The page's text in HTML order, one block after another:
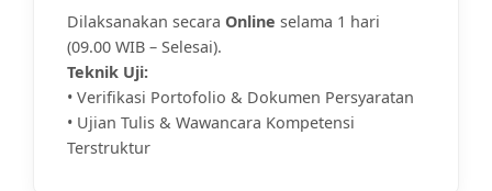
Dilaksanakan secara Online selama 1 hari
(09.00 WIB – Selesai).
Teknik Uji:
• Verifikasi Portofolio & Dokumen Persyaratan
• Ujian Tulis & Wawancara Kompetensi
Terstruktur